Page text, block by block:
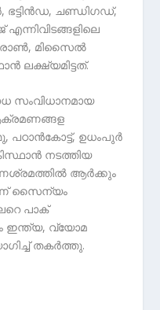
ചണ്ഡിഗഡ്,
മിസൈൽ
ലക്ഷ്യമിട്ടത്.
സംവിധാനമായ
പഠാൻകോട്ട്, ഉധംപുർ
നടത്തിയ
ആർക്കും
സൈന്യം
പാക്
വ്യോമ
തകർത്തു.